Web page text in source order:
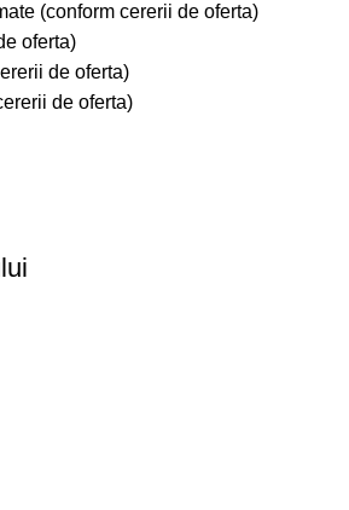
(conform cererii de oferta)
oferta)
de oferta)
de oferta)